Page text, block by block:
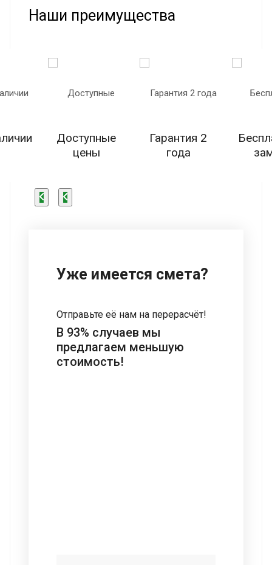
Наши преимущества
Доступные
цены
Гарантия 2
года
Уже имеется смета?
Отправьте её нам на перерасчёт!
В 93% случаев мы
предлагаем меньшую
стоимость!